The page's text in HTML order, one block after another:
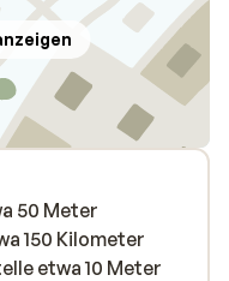
50 Meter
150 Kilometer
etwa 10 Meter